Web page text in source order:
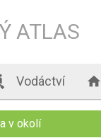
ATLAS
Vodáctví 
v okolí